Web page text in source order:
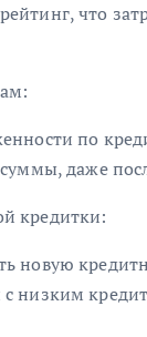
что
по
даже
кредитки:
новую
низким